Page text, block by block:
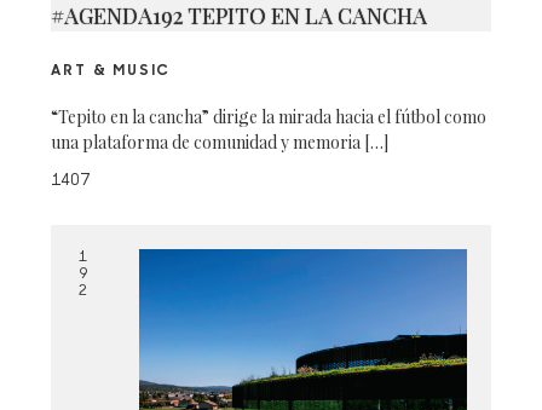
#AGENDA192 TEPITO EN LA CANCHA
ART & MUSIC
“Tepito en la cancha” dirige la mirada hacia el fútbol como
una plataforma de comunidad y memoria […]
1407
1
9
2